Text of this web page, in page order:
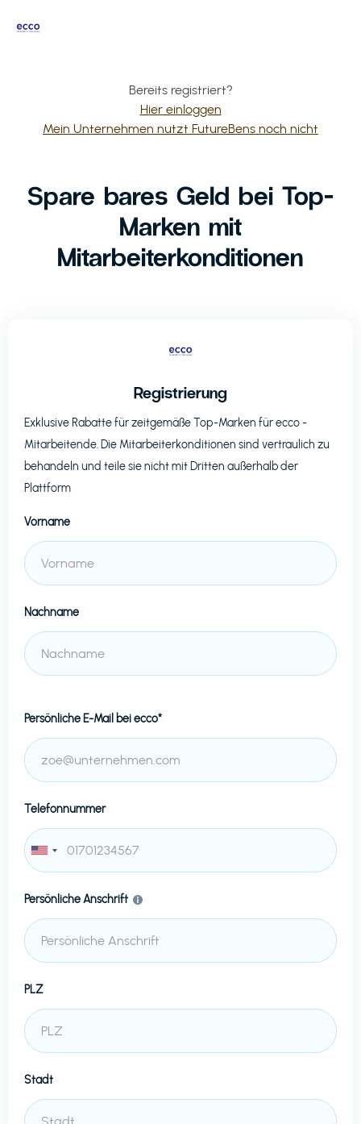
Bereits registriert?
Hier einloggen
Mein Unternehmen nutzt FutureBens noch nicht
Spare bares Geld bei Top-
Marken mit
Mitarbeiterkonditionen
Registrierung
Exklusive Rabatte für zeitgemäße Top-Marken fürecco-
Mitarbeitende. Die Mitarbeiterkonditionen sind vertraulich zu
behandeln und teile sie nicht mit Dritten außerhalb der
Plattform
Vorname
Nachname
Persönliche E-Mail beiecco*
Telefonnummer
Persönliche Anschrift
PLZ
Stadt